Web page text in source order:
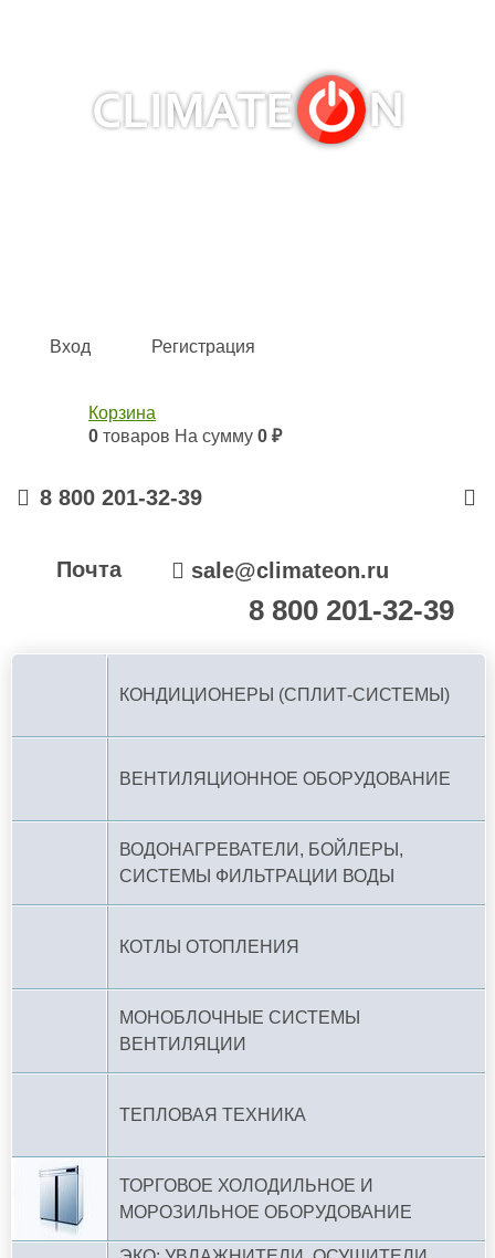
Вход Регистрация
Корзина
0 товаров На сумму 0 ₽
8 800 201-32-39
Почта sale@climateon.ru
8 800 201-32-39
КОНДИЦИОНЕРЫ (СПЛИТ-СИСТЕМЫ)
ВЕНТИЛЯЦИОННОЕ ОБОРУДОВАНИЕ
ВОДОНАГРЕВАТЕЛИ, БОЙЛЕРЫ,
СИСТЕМЫ ФИЛЬТРАЦИИ ВОДЫ
КОТЛЫ ОТОПЛЕНИЯ
МОНОБЛОЧНЫЕ СИСТЕМЫ
ВЕНТИЛЯЦИИ
ТЕПЛОВАЯ ТЕХНИКА
ТОРГОВОЕ ХОЛОДИЛЬНОЕ И
МОРОЗИЛЬНОЕ ОБОРУДОВАНИЕ